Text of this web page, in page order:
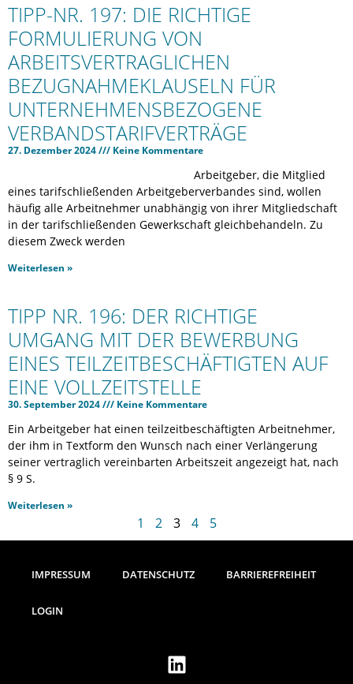
TIPP-NR. 197: DIE RICHTIGE
FORMULIERUNG VON
ARBEITSVERTRAGLICHEN
BEZUGNAHMEKLAUSELN FÜR
UNTERNEHMENSBEZOGENE
VERBANDSTARIFVERTRÄGE
27. Dezember 2024 Keine Kommentare
Arbeitgeber, die Mitglied
eines tarifschließenden Arbeitgeberverbandes sind, wollen
häufig alle Arbeitnehmer unabhängig von ihrer Mitgliedschaft
in der tarifschließenden Gewerkschaft gleichbehandeln. Zu
diesem Zweck werden
Weiterlesen »
TIPP NR. 196: DER RICHTIGE
UMGANG MIT DER BEWERBUNG
EINES TEILZEITBESCHÄFTIGTEN AUF
EINE VOLLZEITSTELLE
30. September 2024 Keine Kommentare
Ein Arbeitgeber hat einen teilzeitbeschäftigten Arbeitnehmer,
der ihm in Textform den Wunsch nach einer Verlängerung
seiner vertraglich vereinbarten Arbeitszeit angezeigt hat, nach
§ 9 S.
Weiterlesen »
1 2 3 4 5
IMPRESSUM DATENSCHUTZ BARRIEREFREIHEIT
LOGIN